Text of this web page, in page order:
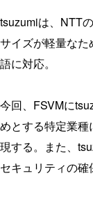
tsuzumiは、NTT
サイズが軽量な
語に対応。
今回、FSVMに
めとする特定業
現する。また、
セキュリティの確